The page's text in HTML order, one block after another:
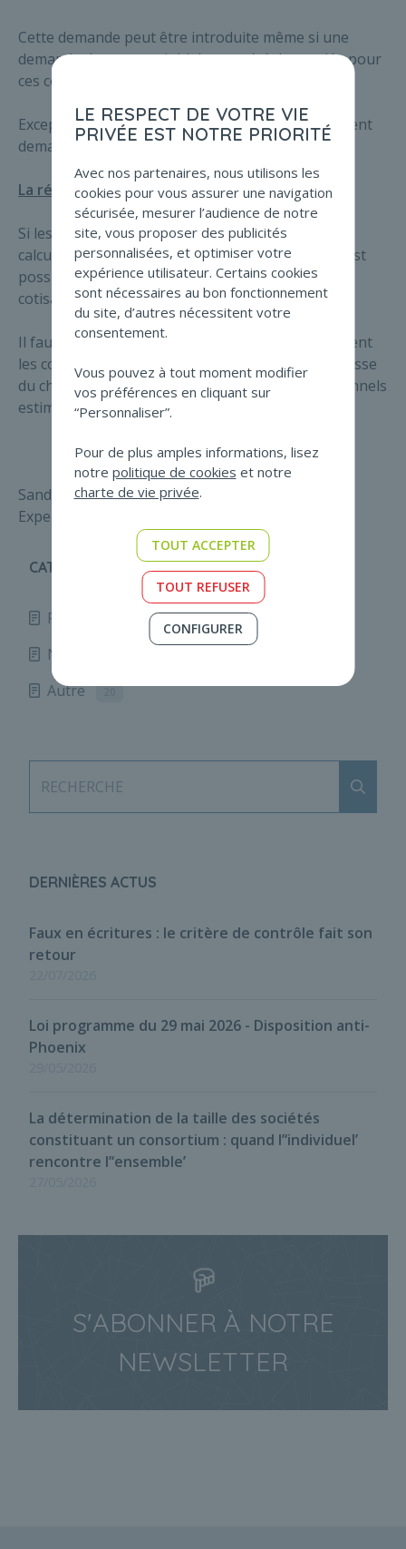
Cette demande peut être introduite même si une
demande de report a initialement été demandée pour
ces cotisations.
Exceptionnellement, les starters peuvent également
demander cette dispense.
La réduction :
Si les revenus actuels sont inférieurs à la base de
calcul provisoire des cotisations sociales 2021, il est
possible de demander une réduction de ses
cotisations sociales.
Il faut cependant prouver que les activités subissent
les conséquences du coronavirus (comme une baisse
du chiffre d’affaires) et que les revenus professionnels
estimés sont bien inférieurs.
Sandy FROESCH
Expert-comptable stagiaire ITAA
CATÉGORIES
Fidunews
Non profit news
Autre
RECHERCHE
DERNIÈRES ACTUS
Faux en écritures : le critère de contrôle fait son
retour
Loi programme du 29 mai 2026 - Disposition anti-
Phoenix
La détermination de la taille des sociétés
constituant un consortium : quand l’‘individuel’
rencontre l’‘ensemble’
S'ABONNER À NOTRE
NEWSLETTER
LE RESPECT DE VOTRE VIE
PRIVÉE EST NOTRE PRIORITÉ
Avec nos partenaires, nous utilisons les
cookies pour vous assurer une navigation
sécurisée, mesurer l’audience de notre
site, vous proposer des publicités
personnalisées, et optimiser votre
expérience utilisateur. Certains cookies
sont nécessaires au bon fonctionnement
du site, d’autres nécessitent votre
consentement.
Vous pouvez à tout moment modifier
vos préférences en cliquant sur
“Personnaliser”.
Pour de plus amples informations, lisez
notre politique de cookies et notre
charte de vie privée.
TOUT ACCEPTER
TOUT REFUSER
CONFIGURER